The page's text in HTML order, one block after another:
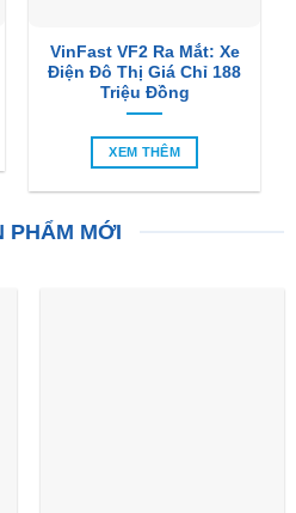
VinFast VF2 Ra Mắt: Xe
Điện Đô Thị Giá Chỉ 188
Triệu Đồng
XEM THÊM
PHẨM MỚI